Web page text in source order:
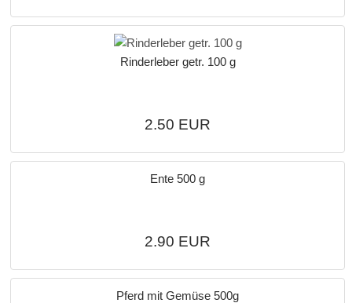
Rinderleber getr. 100 g
2.50 EUR
Ente 500 g
2.90 EUR
Pferd mit Gemüse 500g